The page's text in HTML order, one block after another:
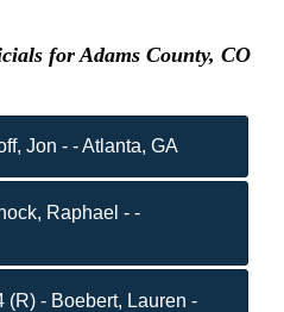
for Adams County, CO
Jon - - Atlanta, GA
Raphael - -
(R) - Boebert, Lauren -